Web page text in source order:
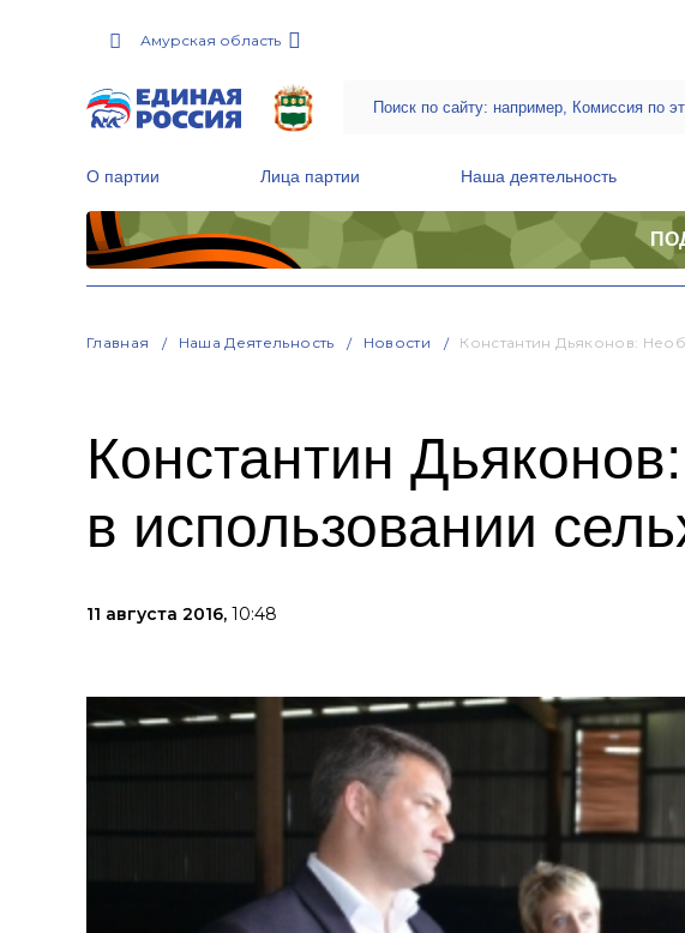
Амурская область
О партии Лица партии Наша деятельность
Главная Наша Деятельность Новости Константин Дьяконов:
Константин
в использовании
11 августа 2016, 10:48